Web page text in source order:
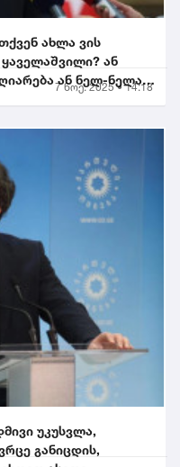
ახლა ვის
ან
ან ნელ-ნელა
7 ნოე. 2025 • 14:18
უკუსვლა,
განიცდის,